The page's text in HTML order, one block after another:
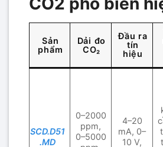
Sản
phẩm
Dải đo
CO₂
Đầu ra
tín
hiệu
SCD.D51
.MD
0–2000
ppm,
0–5000
4–20
mA, 0–
10 V,